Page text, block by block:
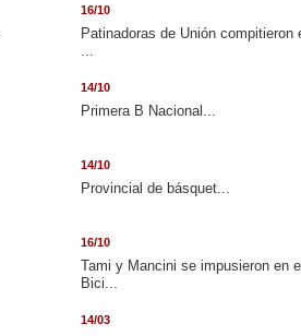
16/10
Patinadoras de Unión compitieron
...
14/10
Primera B Nacional...
14/10
Provincial de básquet...
16/10
Tami y Mancini se impusieron en
Bici...
14/03